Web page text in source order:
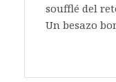
soufflé del
Un besazo